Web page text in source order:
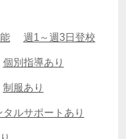
週1～週3日登校
個別指導あり
制服あり
タルサポートあり